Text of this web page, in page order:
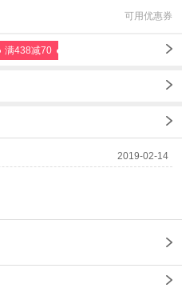
可用优惠券
满438减70
2019-02-14